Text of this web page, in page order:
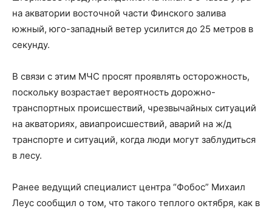
на акватории восточной части Финского залива
южный, юго-западный ветер усилится до 25 метров в
секунду.
В связи с этим МЧС просят проявлять осторожность,
поскольку возрастает вероятность дорожно-
транспортных происшествий, чрезвычайных ситуаций
на акваториях, авиапроисшествий, аварий на ж/д
транспорте и ситуаций, когда люди могут заблудиться
в лесу.
Ранее ведущий специалист центра “Фобос” Михаил
Леус сообщил о том, что такого теплого октября, как в